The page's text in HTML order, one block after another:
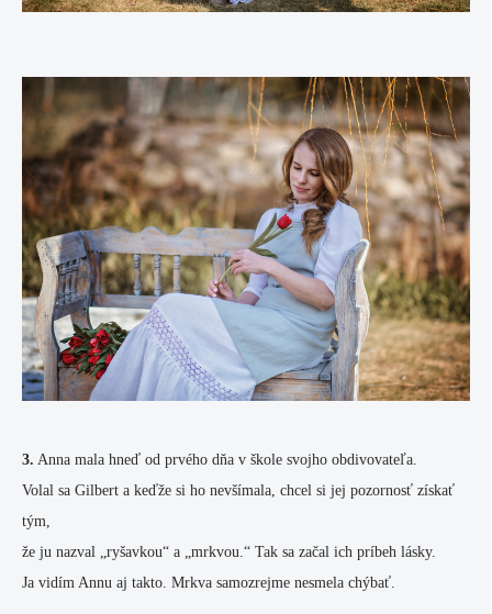
3. Anna mala hneď od prvého dňa v škole svojho obdivovateľa.
Volal sa Gilbert a keďže si ho nevšímala, chcel si jej pozornosť získať
tým,
že ju nazval „ryšavkou“ a „mrkvou.“ Tak sa začal ich príbeh lásky.
Ja vidím Annu aj takto. Mrkva samozrejme nesmela chýbať.